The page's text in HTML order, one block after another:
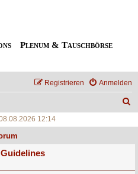
Plenum & Tauschbörse
Anmelden
Registrieren
12:14